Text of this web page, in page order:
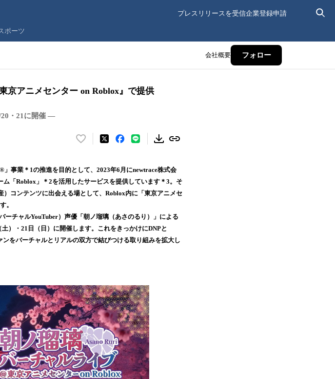
プレスリリースを受信企業登録申請
ポーツ
会社概要 フォロー
京アニメセンター on Roblox』で提供
・21に開催 ―
い
！
数
を
み
込
み
中
事業＊1の推進を目的として、2023年6月にnewtrace株式会
「Roblox」＊2を活用したサービスを提供しています＊3。そ
コンテンツに出会える場として、Roblox内に「東京アニメセ
。
チャルYouTuber）声優「朝ノ瑠璃（あさのるり）」による
）・21日（日）に開催します。これをきっかけにDNPと
をバーチャルとリアルの双方で結びつける取り組みを拡大し